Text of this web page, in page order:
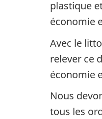
plastique
économie
Avec le
relever ce
économie
Nous
tous les